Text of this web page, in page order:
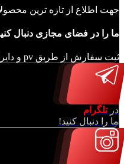
جهت اطلاع از تازه ترین
ما را در فضای مجازی دنبال
ثبت سفارش از طریق pv و دایرکت امکان پذیر میباشد
درتلگرام
ما را دنبال کنید!